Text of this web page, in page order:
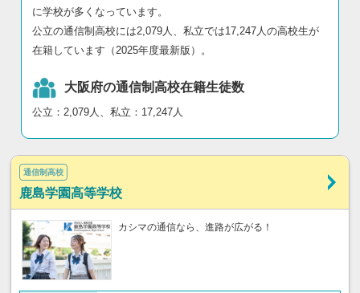
に学校が多くなっています。
公立の通信制高校には2,079人、私立では17,247人の高校生が
在籍しています（2025年度最新版）。
大阪府の通信制高校在籍生徒数
公立：2,079人、私立：17,247人
通信制高校
鹿島学園高等学校
カシマの通信なら、進路が広がる！